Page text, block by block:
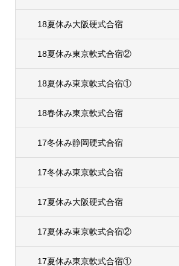
18夏休み大阪硬式合宿
18夏休み東京軟式合宿②
18夏休み東京軟式合宿①
18春休み東京軟式合宿
17冬休み静岡硬式合宿
17冬休み東京軟式合宿
17夏休み大阪硬式合宿
17夏休み東京軟式合宿②
17夏休み東京軟式合宿①